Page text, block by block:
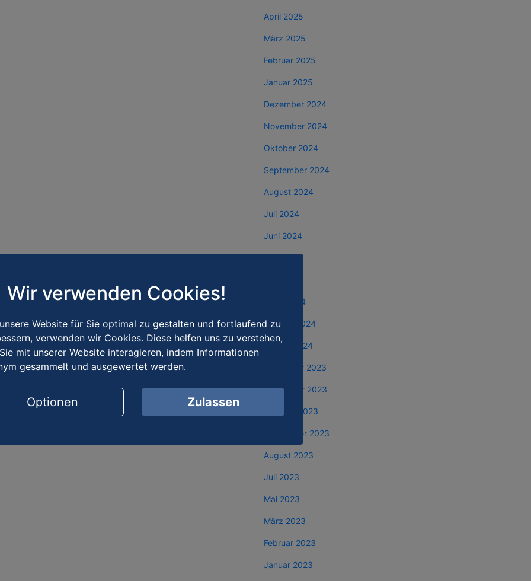
April 2025
März 2025
Februar 2025
Januar 2025
Dezember 2024
November 2024
Oktober 2024
September 2024
August 2024
Juli 2024
Juni 2024
März 2024
Februar 2024
Januar 2024
Dezember 2023
November 2023
Oktober 2023
September 2023
August 2023
Juli 2023
Mai 2023
März 2023
Februar 2023
Januar 2023
Wir verwenden Cookies!
Website für Sie optimal zu gestalten und fortlaufend zu
verwenden wir Cookies. Diese helfen uns zu verstehen,
mit unserer Website interagieren, indem Informationen
gesammelt und ausgewertet werden.
Zulassen
Optionen